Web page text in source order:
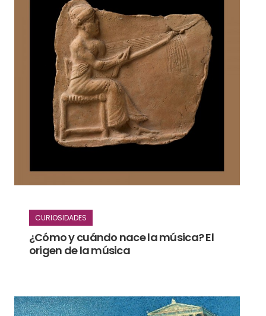
CURIOSIDADES
¿Cómo y cuándo nace la música? El
origen de la música